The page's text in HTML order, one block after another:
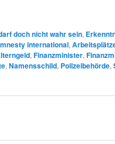
doch nicht wahr sein,
international,
, Finanzminister,
, Namensschild, Polizeibehörde,